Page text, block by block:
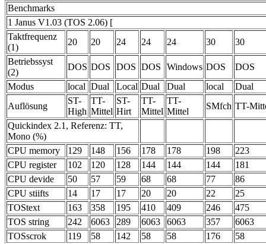
Benchmarks
1 Janus V1.03 (TOS 2.06) [
Taktfrequenz
(1)
20 20 24 24 24 30
30
Betriebssyst
(2)
DOS DOS DOS DOS Windows DOS
DOS
Modus
local Dual Local Dual Dual local
Dual
Auflösung
ST-
High
TT-
Mittel
ST-
Hirt
TT-
Mittel
TT-
Mittel
SMfch TT-
Quickindex 2.1, Referenz: TT,
Mono (%)
CPU memory
129 148 156 178 178 198
223
CPU register
102 120 128 144 144 144
181
CPU devide
50 57 59 68 68 77
86
CPU stiifts
14 17 17 20 20 22
25
TOStext
163 358 195 410 409 246
475
TOS string
242 6063 289 6063 6063 357
6063
TOSscrok
119 58 142 58 58 176
58